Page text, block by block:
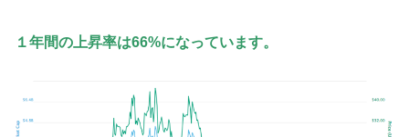
１年間の上昇率は66%になっています。